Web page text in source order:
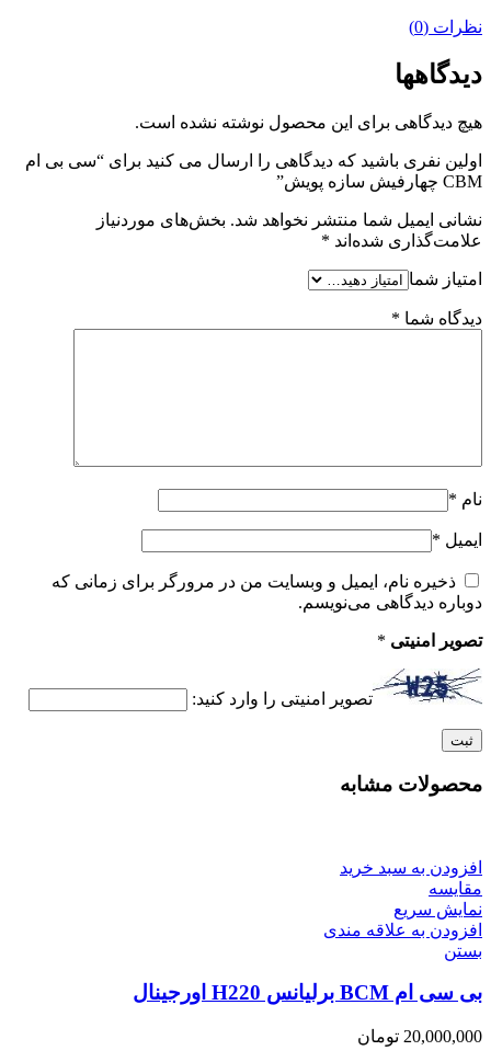
نظرات (0)
دیدگاهها
هیچ دیدگاهی برای این محصول نوشته نشده است.
اولین نفری باشید که دیدگاهی را ارسال می کنید برای “سی بی ام
CBM چهارفیش سازه پویش”
نشانی ایمیل شما منتشر نخواهد شد. بخش‌های موردنیاز
علامت‌گذاری شده‌اند *
امتیاز شما
دیدگاه شما *
نام *
ایمیل *
ذخیره نام، ایمیل و وبسایت من در مرورگر برای زمانی که
دوباره دیدگاهی می‌نویسم.
تصویر امنیتی *
تصویر امنیتی را وارد کنید:
محصولات مشابه
افزودن به سبد خرید
مقایسه
نمایش سریع
افزودن به علاقه مندی
بستن
بی سی ام BCM برلیانس H220 اورجینال
20,000,000 تومان